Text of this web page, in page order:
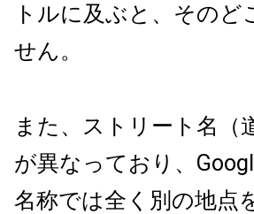
トルに及ぶと、その
せん。
また、ストリート名（
が異なっており、
名称では全く別の地点